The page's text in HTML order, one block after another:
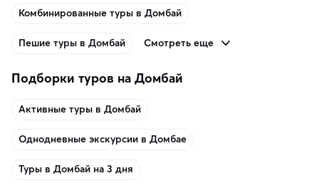
Комбинированные туры в Домбай
Пешие туры в Домбай Смотреть еще
Подборки туров на Домбай
Активные туры в Домбай
Однодневные экскурсии в Домбае
Туры в Домбай на 3 дня